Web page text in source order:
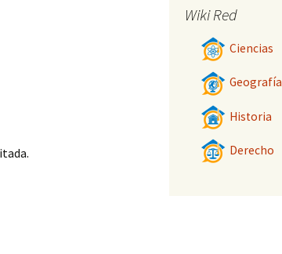
Wiki Red
Ciencias
Geografía
Historia
Derecho